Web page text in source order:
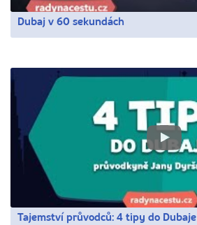
Dubaj v 60 sekundách
Tajemství průvodců: 4 tipy do Dubaje